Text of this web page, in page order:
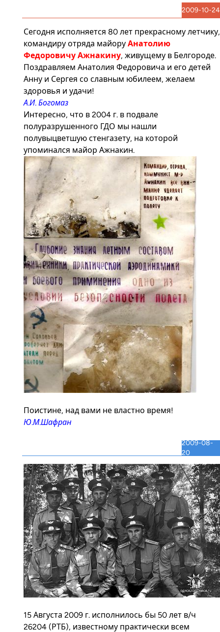
2009-10-24
Сегодня исполняется 80 лет прекрасному летчику,
командиру отряда майору Анатолию
Федоровичу Ажнакину, живущему в Белгороде.
Поздравляем Анатолия Федоровича и его детей
Анну и Сергея со славным юбилеем, желаем
здоровья и удачи!
А.И. Богомаз
Интересно, что в 2004 г. в подвале
полуразрушенного ГДО мы нашли
полувыцветшую стенгазету, на которой
упоминался майор Ажнакин.
Поистине, над вами не властно время!
Ю.М.Шафран
2009-08-
20
15 Августа 2009 г. исполнилось бы 50 лет в/ч
26204 (РТБ), известному практически всем